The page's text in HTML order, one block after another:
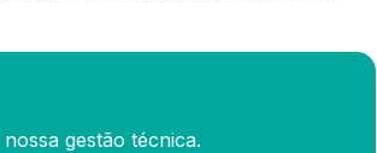
gestão técnica.